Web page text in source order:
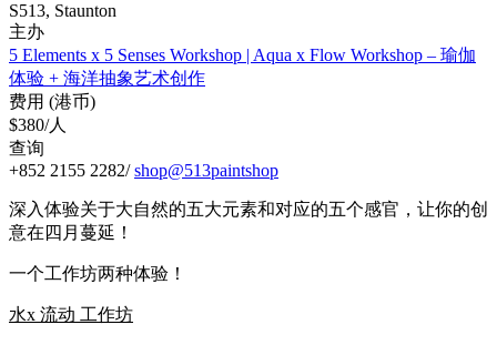
S513, Staunton
主办
5 Elements x 5 Senses Workshop | Aqua x Flow Workshop – 瑜伽
体验 + 海洋抽象艺术创作
费用 (港币)
$380/人
查询
+852 2155 2282/shop@513paintshop
深入体验关于大自然的五大元素和对应的五个感官，让你的创
意在四月蔓延！
一个工作坊两种体验！
水x 流动 工作坊